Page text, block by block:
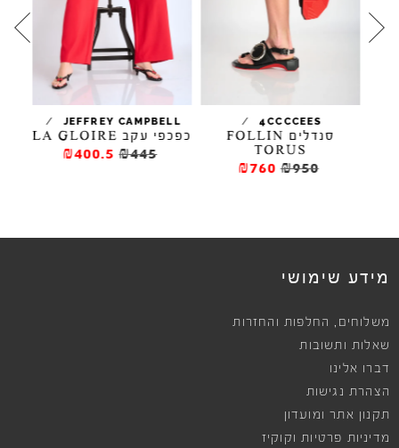
4CCCCEES
/
סנדלים FOLLIN
TORUS
₪950
₪760
JEFFREY CAMPBELL
/
כפכפי עקב LA GLOIRE
₪445
₪400.5
מידע שימושי
משלוחים , החלפות והחזרות
שאלות ותשובות
דברו אלינו
הצהרת נגישות
תקנון אתר ומועדון
מדיניות פרטיות וקוקיז